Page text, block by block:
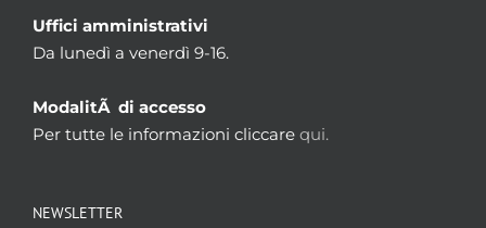
Uffici amministrativi
Da lunedì a venerdì 9-16.
ModalitÃ di accesso
Per tutte le informazioni cliccare qui.
NEWSLETTER